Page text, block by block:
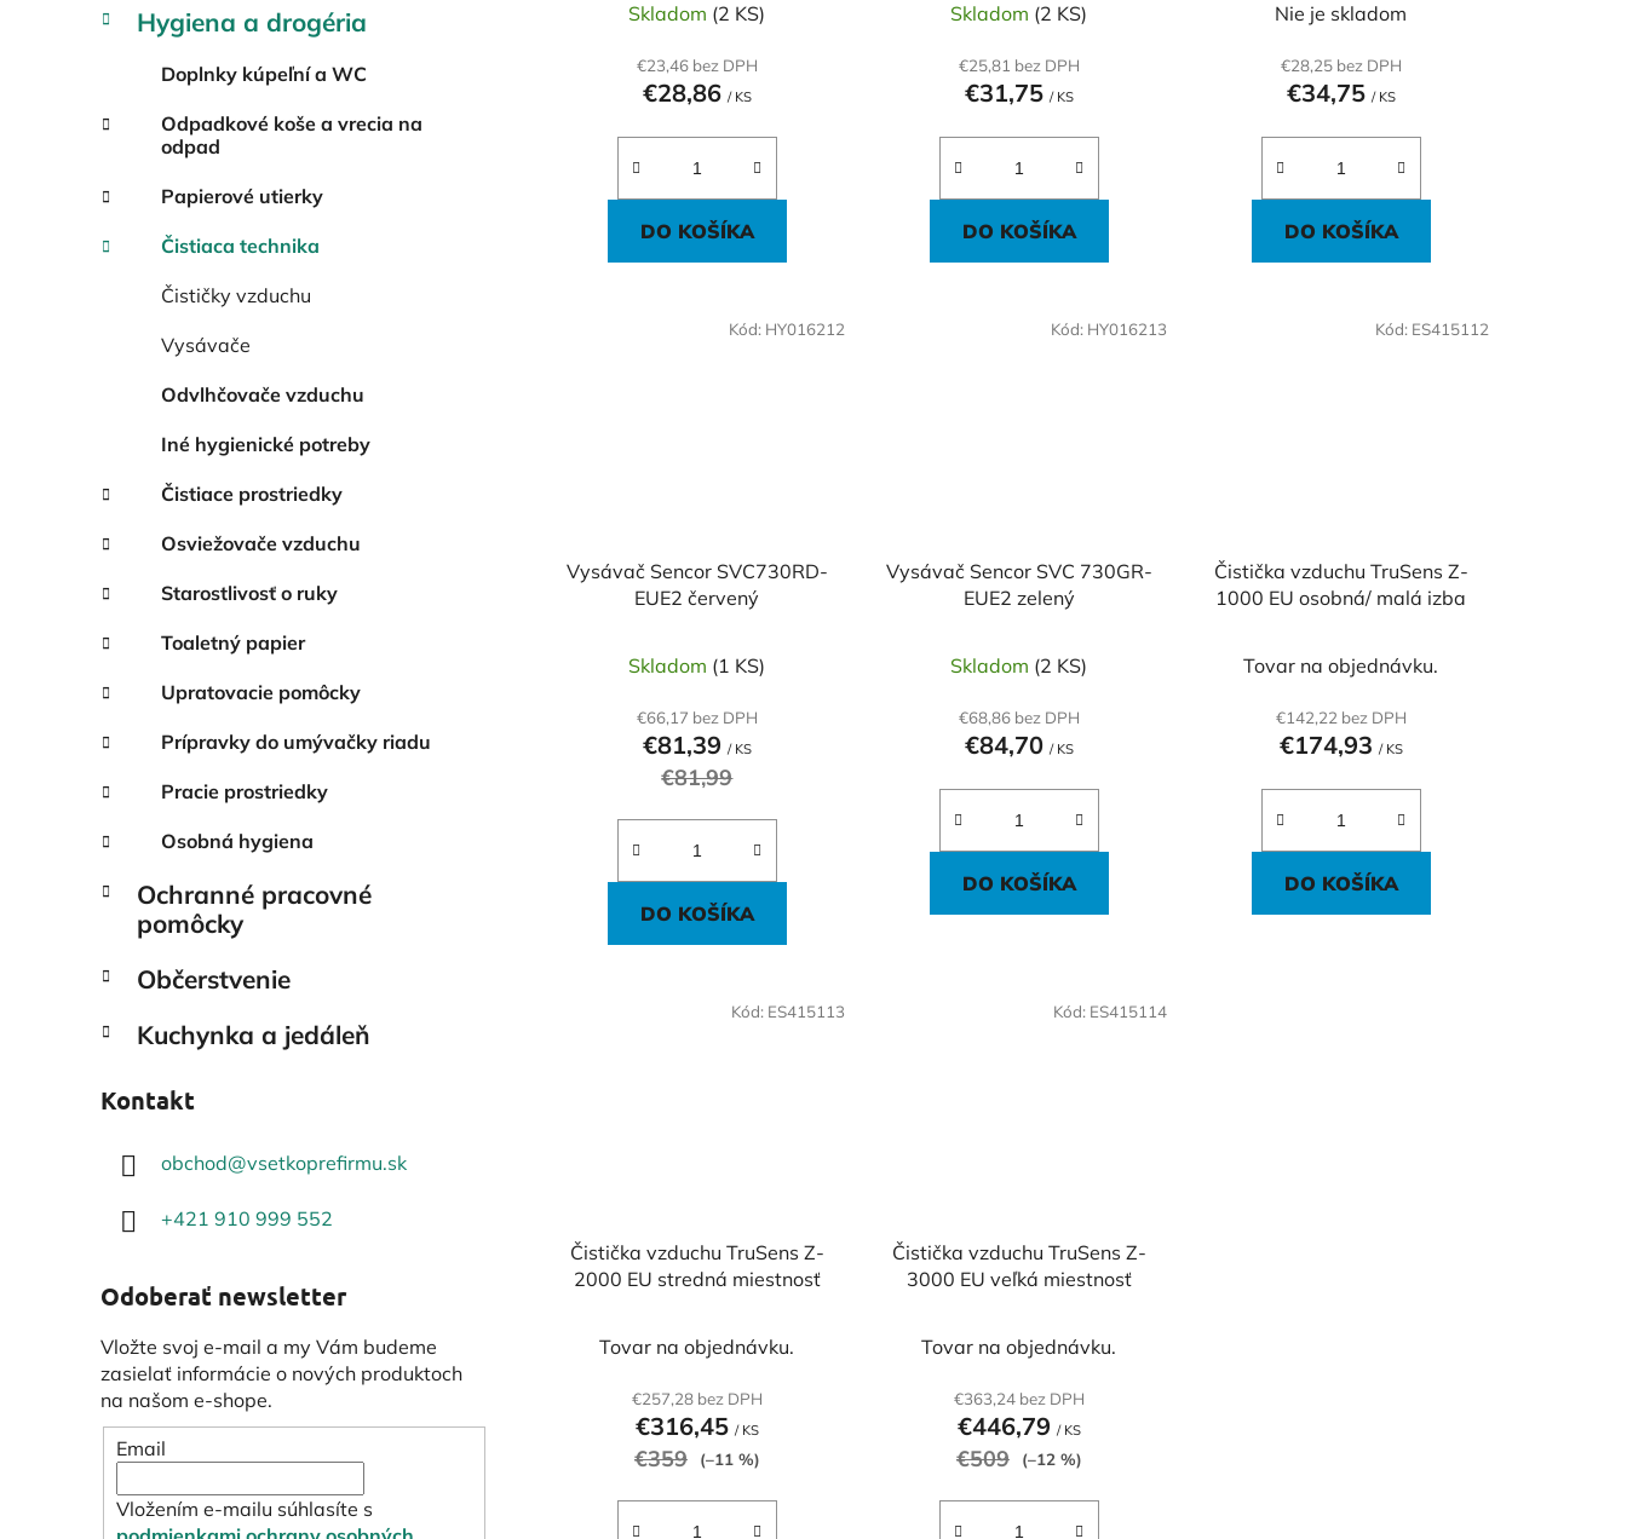
Hygiena a drogéria
Doplnky kúpeľní a WC
Odpadkové koše a vrecia na
odpad
Papierové utierky
Čistiaca technika
Čističky vzduchu
Vysávače
Odvlhčovače vzduchu
Iné hygienické potreby
Čistiace prostriedky
Osviežovače vzduchu
Starostlivosť o ruky
Toaletný papier
Upratovacie pomôcky
Prípravky do umývačky riadu
Pracie prostriedky
Osobná hygiena
Ochranné pracovné
pomôcky
Občerstvenie
Kuchynka a jedáleň
Kontakt
obchod@vsetkoprefirmu.sk
+421 910 999 552
Odoberať newsletter
Vložte svoj e-mail a my Vám budeme
zasielať informácie o nových produktoch
na našom e-shope.
Email
Vložením e-mailu súhlasíte s
Skladom (2 KS)
€23,46 bez DPH
€28,86 / KS
DO KOŠÍKA
Skladom (2 KS)
€25,81 bez DPH
€31,75 / KS
DO KOŠÍKA
Nie je skladom
€28,25 bez DPH
€34,75 / KS
DO KOŠÍKA
Vysávač Sencor SVC730RD-
EUE2 červený
Skladom (1 KS)
€66,17 bez DPH
€81,39 / KS
€81,99
DO KOŠÍKA
Kód: HY016212
Vysávač Sencor SVC 730GR-
EUE2 zelený
Skladom (2 KS)
€68,86 bez DPH
€84,70 / KS
DO KOŠÍKA
Kód: HY016213
Čistička vzduchu TruSens Z-
1000 EU osobná/ malá izba
Tovar na objednávku.
€142,22 bez DPH
€174,93 / KS
DO KOŠÍKA
Kód: ES415112
Čistička vzduchu TruSens Z-
2000 EU stredná miestnosť
Tovar na objednávku.
€257,28 bez DPH
€316,45 / KS
€359 (–11 %)
Kód: ES415113
Čistička vzduchu TruSens Z-
3000 EU veľká miestnosť
Tovar na objednávku.
€363,24 bez DPH
€446,79 / KS
€509 (–12 %)
Kód: ES415114